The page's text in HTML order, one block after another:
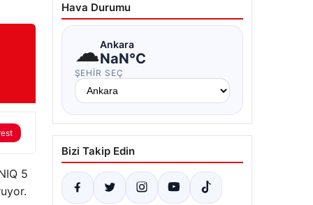
5
Hava Durumu
☁Ankara
NaN°C
ŞEHIR SEÇ
Bizi Takip Edin